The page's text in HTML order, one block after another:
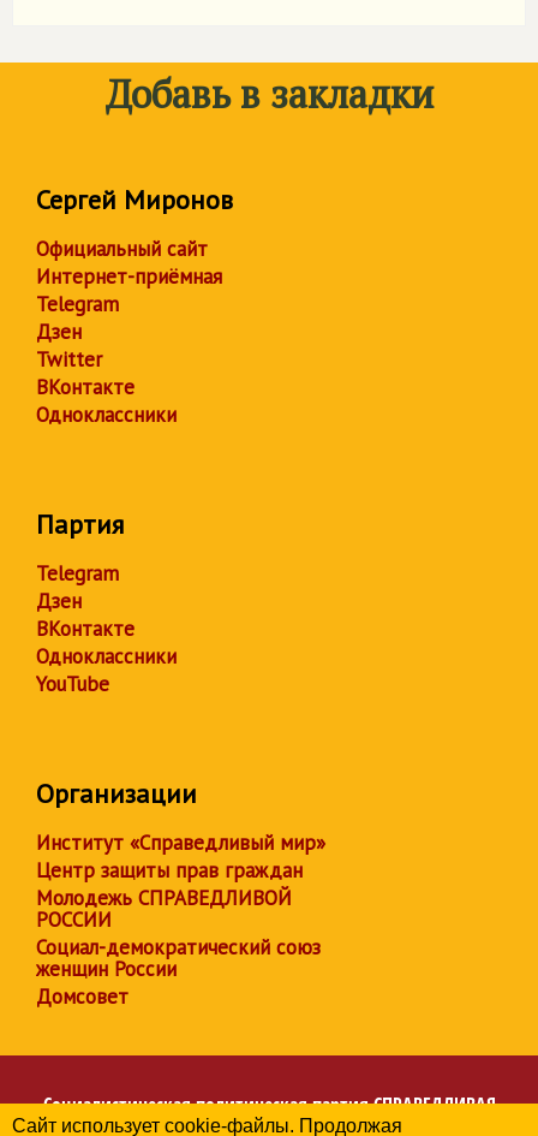
Добавь в закладки
Сергей Миронов
Официальный сайт
Интернет-приёмная
Telegram
Дзен
Twitter
ВКонтакте
Одноклассники
Партия
Telegram
Дзен
ВКонтакте
Одноклассники
YouTube
Организации
Институт «Справедливый мир»
Центр защиты прав граждан
Молодежь СПРАВЕДЛИВОЙ
РОССИИ
Социал-демократический союз
женщин России
Домсовет
Социалистическая политическая партияСПРАВЕДЛИВАЯ
Сайт использует cookie-файлы. Продолжая